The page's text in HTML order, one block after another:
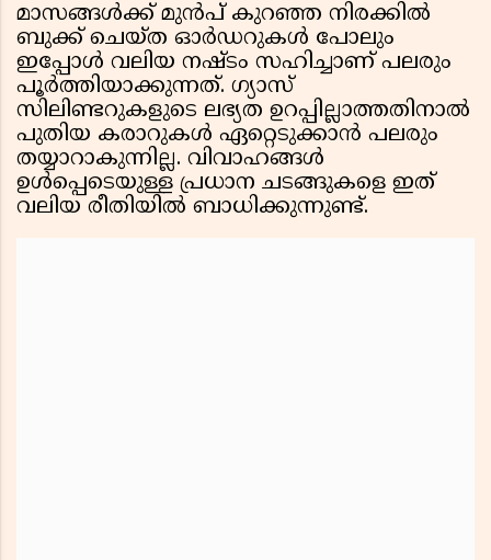
മാസങ്ങൾക്ക് മുൻപ് കുറഞ്ഞ നിരക്കിൽ
ബുക്ക് ചെയ്ത ഓർഡറുകൾ പോലും
ഇപ്പോൾ വലിയ നഷ്ടം സഹിച്ചാണ് പലരും
പൂർത്തിയാക്കുന്നത്. ഗ്യാസ്
സിലിണ്ടറുകളുടെ ലഭ്യത ഉറപ്പില്ലാത്തതിനാൽ
പുതിയ കരാറുകൾ ഏറ്റെടുക്കാൻ പലരും
തയ്യാറാകുന്നില്ല. വിവാഹങ്ങൾ
ഉൾപ്പെടെയുള്ള പ്രധാന ചടങ്ങുകളെ ഇത്
വലിയ രീതിയിൽ ബാധിക്കുന്നുണ്ട്.